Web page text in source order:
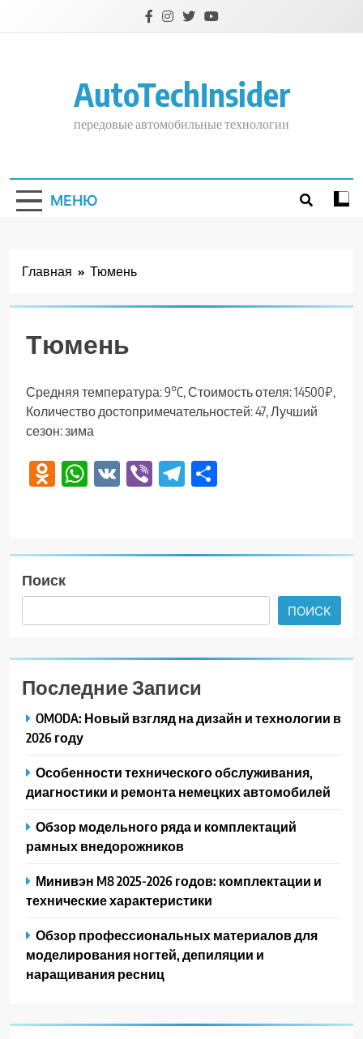
AutoTechInsider
передовые автомобильные технологии
МЕНЮ
Главная Тюмень
Тюмень
Средняя температура: 9°C, Стоимость отеля: 14500₽,
Количество достопримечательностей: 47, Лучший
сезон: зима
Odnoklassniki
WhatsApp
VK ViberTelegram
Поиск
ПОИСК
Последние Записи
OMODA: Новый взгляд на дизайн и технологии в
2026 году
Особенности технического обслуживания,
диагностики и ремонта немецких автомобилей
Обзор модельного ряда и комплектаций
рамных внедорожников
Минивэн M8 2025-2026 годов: комплектации и
технические характеристики
Обзор профессиональных материалов для
моделирования ногтей, депиляции и
наращивания ресниц